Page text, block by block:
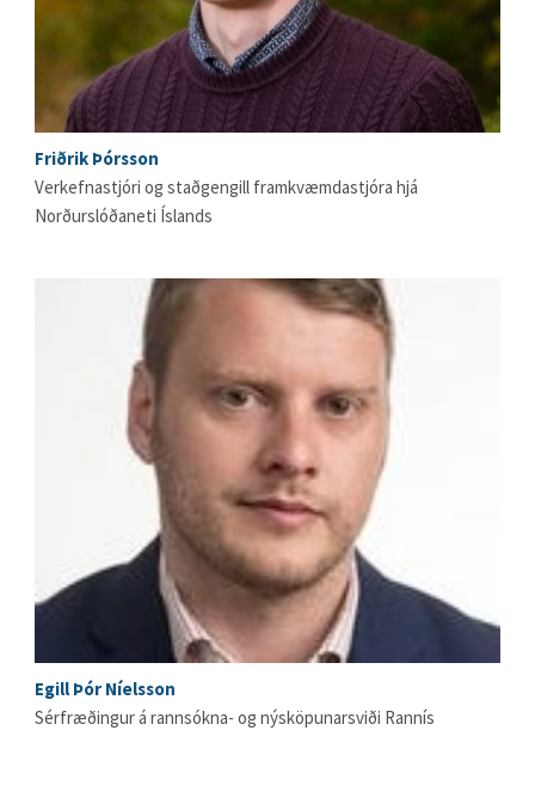
Friðrik Þórsson
Verkefnastjóri og staðgengill framkvæmdastjóra hjá
Norðurslóðaneti Íslands
Egill Þór Níelsson
Sérfræðingur á rannsókna- og nýsköpunarsviði Rannís